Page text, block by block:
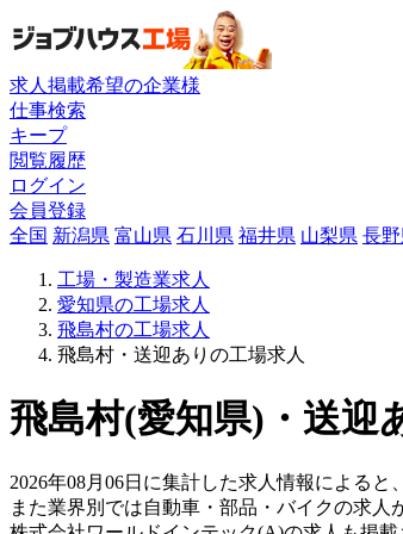
求人掲載希望の企業様
仕事検索
キープ
閲覧履歴
ログイン
会員登録
全国 新潟県 富山県 石川県 福井県 山梨県 長
工場・製造業求人
愛知県の工場求人
飛島村の工場求人
飛島村・送迎ありの工場求人
飛島村(愛知県)・送迎
2026年08月06日に集計した求人情報によると
また業界別では自動車・部品・バイクの求人